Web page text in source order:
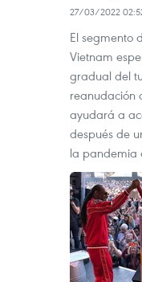
27/03/2022
El segmento
Vietnam
gradual del
reanudación
ayudará a
después de
la pandemia